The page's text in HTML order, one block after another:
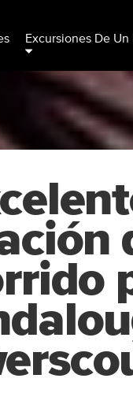
Excursiones De Un